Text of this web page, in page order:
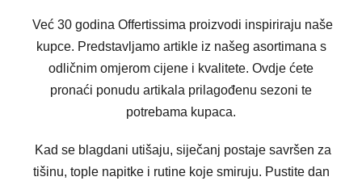
Već 30 godina Offertissima proizvodi inspiriraju naše
kupce. Predstavljamo artikle iz našeg asortimana s
odličnim omjerom cijene i kvalitete. Ovdje ćete
pronaći ponudu artikala prilagođenu sezoni te
potrebama kupaca.
Kad se blagdani utišaju, siječanj postaje savršen za
tišinu, tople napitke i rutine koje smiruju. Pustite dan